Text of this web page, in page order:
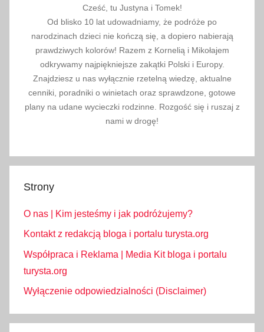
Cześć, tu Justyna i Tomek!
Od blisko 10 lat udowadniamy, że podróże po
narodzinach dzieci nie kończą się, a dopiero nabierają
prawdziwych kolorów! Razem z Kornelią i Mikołajem
odkrywamy najpiękniejsze zakątki Polski i Europy.
Znajdziesz u nas wyłącznie rzetelną wiedzę, aktualne
cenniki, poradniki o winietach oraz sprawdzone, gotowe
plany na udane wycieczki rodzinne. Rozgość się i ruszaj z
nami w drogę!
Strony
O nas | Kim jesteśmy i jak podróżujemy?
Kontakt z redakcją bloga i portalu turysta.org
Współpraca i Reklama | Media Kit bloga i portalu
turysta.org
Wyłączenie odpowiedzialności (Disclaimer)